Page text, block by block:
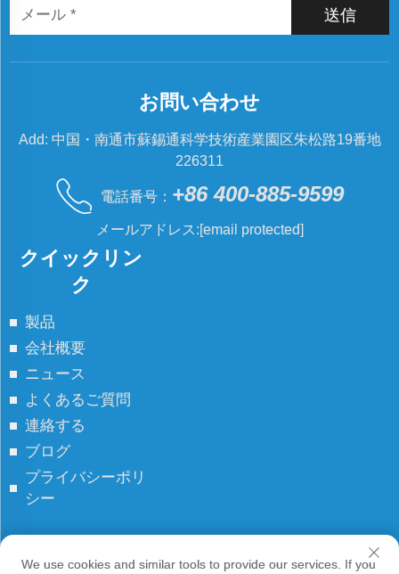
送信
クイックリン
ク
製品
会社概要
ニュース
よくあるご質問
連絡する
ブログ
プライバシーポリ
シー
お問い合わせ
Add: 中国・南通市蘇錫通科学技術産業園区朱松路19番地
226311
電話番号： +86 400-885-9599
メールアドレス: [email protected]
We use cookies and similar tools to provide our services. If you